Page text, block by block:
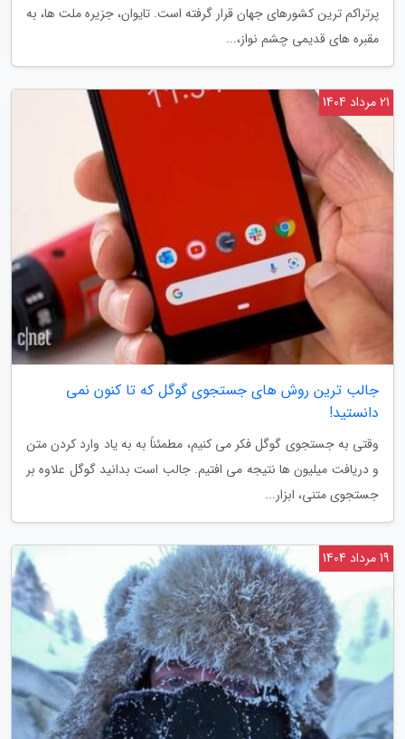
پرتراکم ترین کشورهای جهان قرار گرفته است. تایوان، جزیره ملت ها، به
مقبره های قدیمی چشم نواز،...
جالب ترین روش های جستجوی گوگل که تا کنون نمی
دانستید!
وقتی به جستجوی گوگل فکر می کنیم، مطمئناً به به یاد وارد کردن متن
و دریافت میلیون ها نتیجه می افتیم. جالب است بدانید گوگل علاوه بر
جستجوی متنی، ابزار...
21 مرداد 1404
19 مرداد 1404